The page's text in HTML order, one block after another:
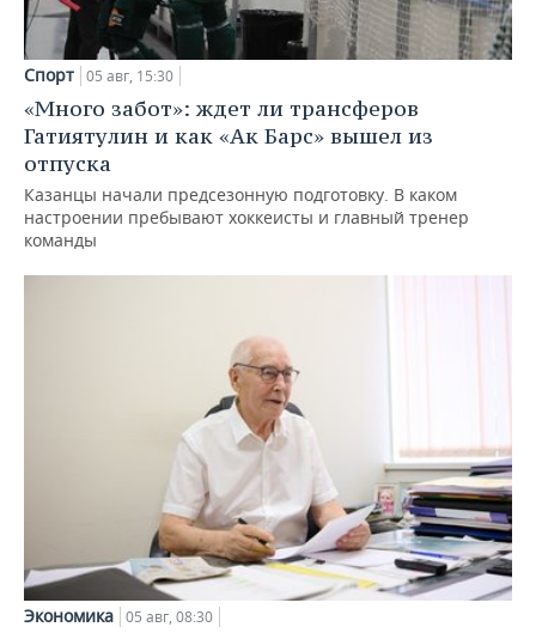
Спорт 05 авг, 15:30
«Много забот»: ждет ли трансферов
Гатиятулин и как «Ак Барс» вышел из
отпуска
Казанцы начали предсезонную подготовку. В каком
настроении пребывают хоккеисты и главный тренер
команды
Экономика 05 авг, 08:30